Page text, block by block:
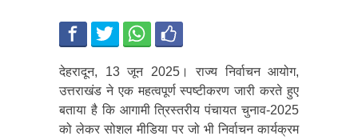
देहरादून, 13 जून 2025। राज्य निर्वाचन आयोग,
उत्तराखंड ने एक महत्वपूर्ण स्पष्टीकरण जारी करते हुए
बताया है कि आगामी त्रिस्तरीय पंचायत चुनाव-2025
को लेकर सोशल मीडिया पर जो भी निर्वाचन कार्यक्रम